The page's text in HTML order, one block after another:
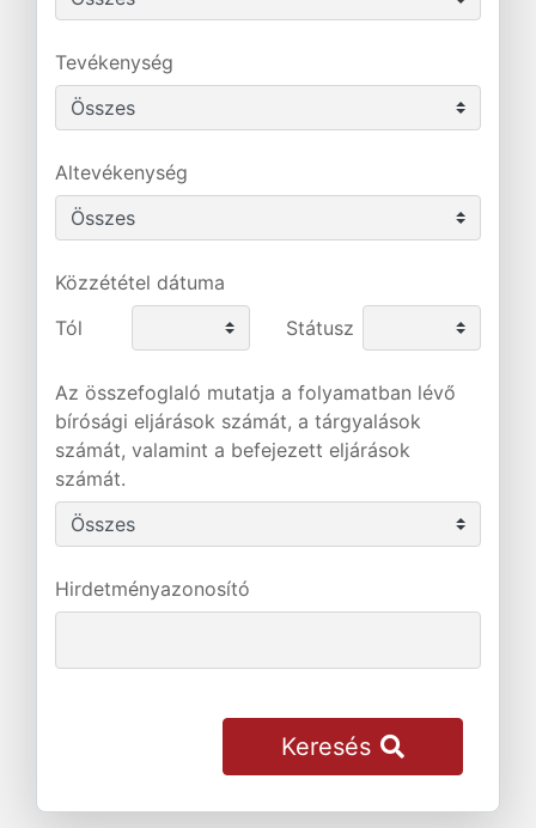
Tevékenység
Altevékenység
Közzététel dátuma
Tól
Státusz
Az összefoglaló mutatja a folyamatban lévő
bírósági eljárások számát, a tárgyalások
számát, valamint a befejezett eljárások
számát.
Hirdetményazonosító
Keresés